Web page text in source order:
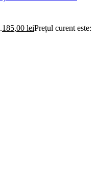
185,00 leiPrețul curent este: